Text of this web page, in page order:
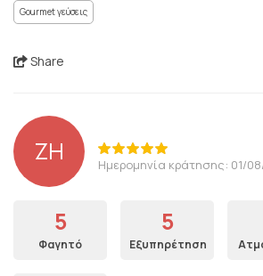
Gourmet γεύσεις
Share
ZH Ημερομηνία κράτησης: 01/
5
Φαγητό
5
Εξυπηρέτηση